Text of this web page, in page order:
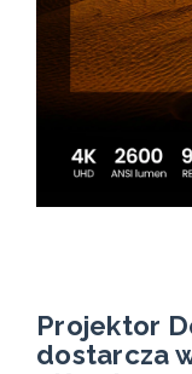
Projektor
dostarcza